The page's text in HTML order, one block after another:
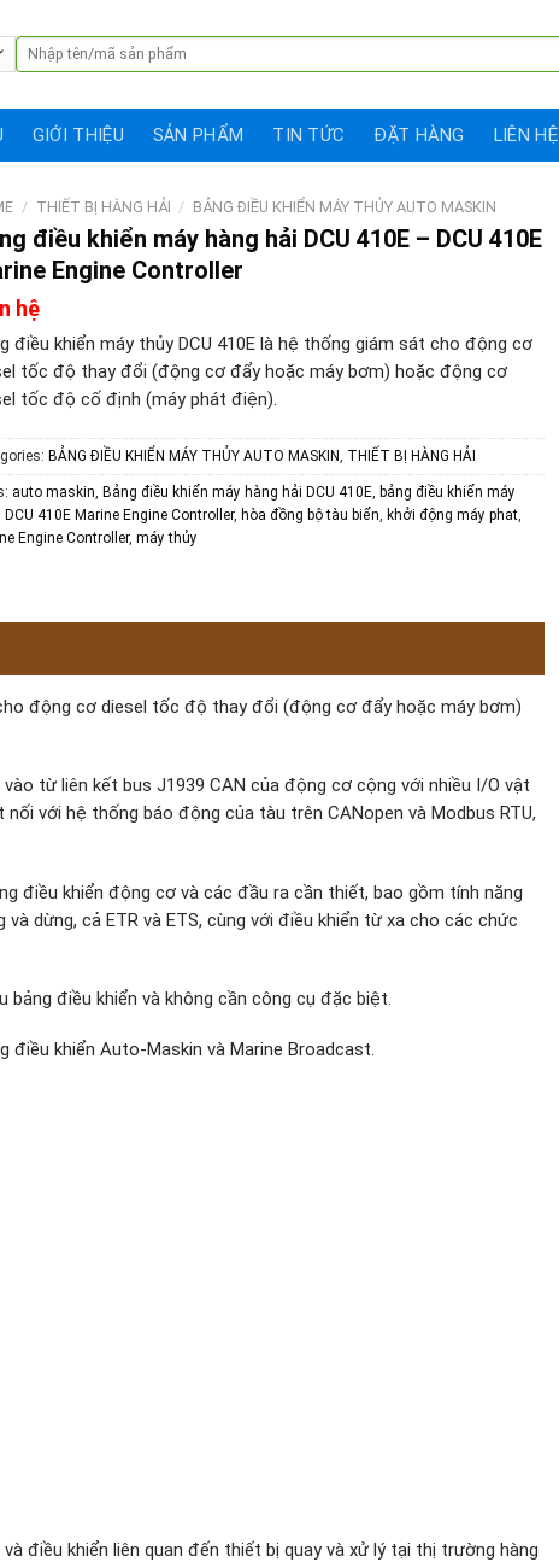
Search
for:
GIỚI THIỆU SẢN PHẨM TIN TỨC ĐẶT HÀNG LIÊN HỆ
/ THIẾT BỊ HÀNG HẢI / BẢNG ĐIỀU KHIỂN MÁY THỦY AUTO MASKIN
điều khiển máy hàng hải DCU 410E – DCU 410E
Engine Controller
hệ
điều khiển máy thủy DCU 410E là hệ thống giám sát cho động cơ
tốc độ thay đổi (động cơ đẩy hoặc máy bơm) hoặc động cơ
tốc độ cố định (máy phát điện).
BẢNG ĐIỀU KHIỂN MÁY THỦY AUTO MASKIN THIẾT BỊ HÀNG HẢI
auto maskin ,Bảng điều khiển máy hàng hải DCU 410E bảng điều khiển máy
,DCU 410E Marine Engine Controller, hòa đồng bộ tàu biển khởi động máy phat
Engine Controller,máy thủy
động cơ diesel tốc độ thay đổi (động cơ đẩy hoặc máy bơm)
từ liên kết bus J1939 CAN của động cơ cộng với nhiều I/O vật
với hệ thống báo động của tàu trên CANopen và Modbus RTU,
điều khiển động cơ và các đầu ra cần thiết, bao gồm tính năng
dừng, cả ETR và ETS, cùng với điều khiển từ xa cho các chức
điều khiển và không cần công cụ đặc biệt.
điều khiển Auto-Maskin và Marine Broadcast.
điều khiển liên quan đến thiết bị quay và xử lý tại thị trường hàng